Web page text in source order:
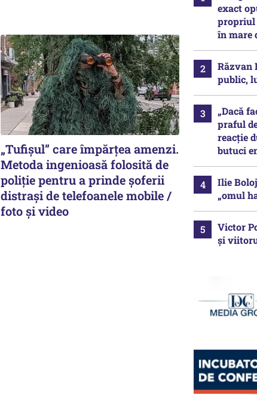
„Tufișul” care împărțea amenzi.
Metoda ingenioasă folosită de
poliție pentru a prinde șoferii
distrași de telefoanele mobile /
foto și video
exact
propriul
în mare
Răzvan
public,
„Dacă
praful
reacție
butuci
Ilie
„omul
Victor
și